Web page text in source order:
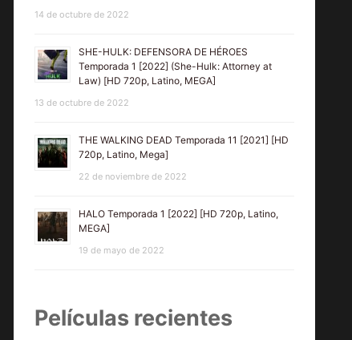
14 de octubre de 2022
SHE-HULK: DEFENSORA DE HÉROES
Temporada 1 [2022] (She-Hulk: Attorney at
Law) [HD 720p, Latino, MEGA]
13 de octubre de 2022
THE WALKING DEAD Temporada 11 [2021] [HD
720p, Latino, Mega]
22 de noviembre de 2022
HALO Temporada 1 [2022] [HD 720p, Latino,
MEGA]
19 de mayo de 2022
Películas recientes